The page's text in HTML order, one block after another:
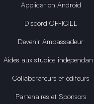
Application Android
Discord OFFICIEL
Devenir Ambassadeur
Aides aux studios
Collaborateurs et éditeurs
Partenaires et Sponsors